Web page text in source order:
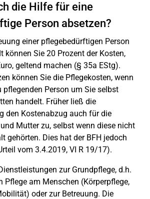
die Hilfe für eine
Person absetzen?
einer pflegebedürftigen Person
können Sie 20 Prozent der Kosten,
geltend machen (§ 35a EStg).
können Sie die Pflegekosten, wenn
pflegenden Person um Sie selbst
handelt. Früher ließ die
den Kostenabzug auch für die
Mutter zu, selbst wenn diese nicht
gehörten. Dies hat der BFH jedoch
vom 3.4.2019, VI R 19/17).
zur Grundpflege, d.h.
Pflege am Menschen (Körperpflege,
oder zur Betreuung. Die